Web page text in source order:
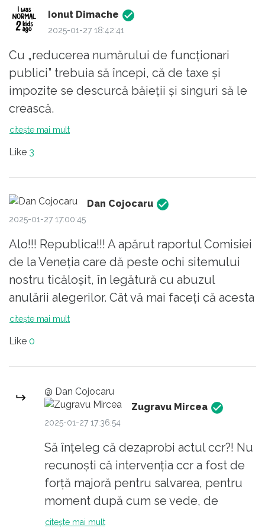
bonusuri și pensii nesimțite?
Creșterea TVA ar trebui să fie păstrată ca
în care ar izbucni o criză mondială, ca în
2008. Dacă s-ar mări TVA-ul acum, nu am
mai avea niciun colac de salvare decât
politicile de mega-austeritate impuse de
FMI.
Ionut Dimache
2025-01-27 18:42:41
Cu „reducerea numărului de funcționari
publici” trebuia să începi, că de taxe și
impozite se descurcă băieții și singuri să le
crească.
citește mai mult
Like 3
Dan Cojocaru
2025-01-27 17:00:45
Alo!!! Republica!!! A apărut raportul Comisiei
de la Veneția care dă peste ochi sitemului
nostru ticăloșit, în legătură cu abuzul
anulării alegerilor. Cât vă mai faceți că acesta
nu există și vorbiți despre orice altceva în
citește mai mult
Like 0
@ Dan Cojocaru
Zugravu Mircea
2025-01-27 17:36:54
Să înțeleg că dezaprobi actul ccr?! Nu
recunoști că intervenția ccr a fost de
forță majoră pentru salvarea, pentru
moment după cum se vede, de
pericolul, real, al acapararii de catre
citește mai mult